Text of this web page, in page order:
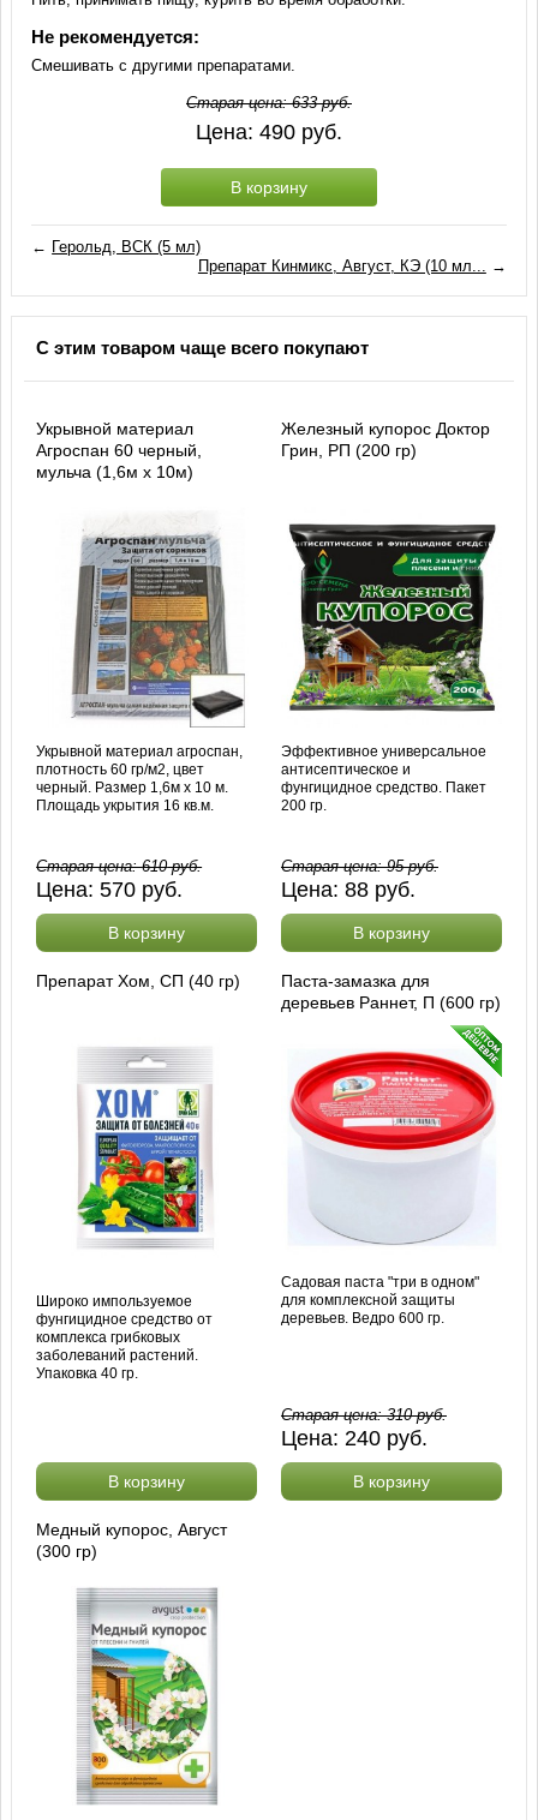
Не рекомендуется:
Смешивать с другими препаратами.
Старая цена:633руб.
Цена: 490 руб.
В корзину
← Герольд, ВСК (5 мл)
Препарат Кинмикс, Август, КЭ (10 мл... →
С этим товаром чаще всего покупают
Укрывной материал
Агроспан 60 черный,
мульча (1,6м х 10м)
Укрывной материал агроспан,
плотность 60 гр/м2, цвет
черный. Размер 1,6м х 10 м.
Площадь укрытия 16 кв.м.
Старая цена:610руб.
Цена:570 руб.
В корзину
Железный купорос Доктор
Грин, РП (200 гр)
Эффективное универсальное
антисептическое и
фунгицидное средство. Пакет
200 гр.
Старая цена:95руб.
Цена: 88 руб.
В корзину
Препарат Хом, СП (40 гр)
Широко импользуемое
фунгицидное средство от
комплекса грибковых
заболеваний растений.
Упаковка 40 гр.
В корзину
Паста-замазка для
деревьев Раннет, П (600 гр)
Садовая паста "три в одном"
для комплексной защиты
деревьев. Ведро 600 гр.
Старая цена:310руб.
Цена: 240 руб.
В корзину
Медный купорос, Август
(300 гр)